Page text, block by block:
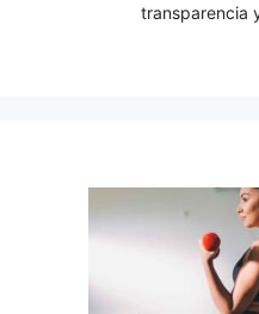
transparencia